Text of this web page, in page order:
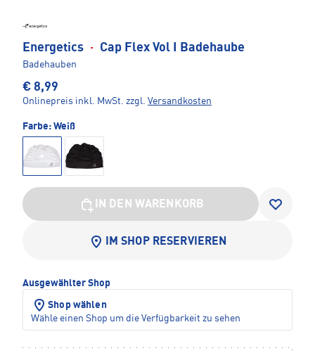
Energetics · Cap Flex Vol I Badehaube
Badehauben
€ 8,99
Onlinepreis inkl. MwSt. zzgl. Versandkosten
Farbe: Weiß
IN DEN WARENKORB
IM SHOP RESERVIEREN
Ausgewählter Shop
Shop wählen
Wähle einen Shop um die Verfügbarkeit zu sehen